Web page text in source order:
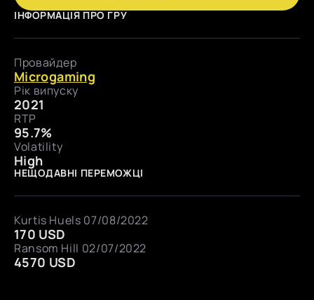
ІНФОРМАЦІЯ ПРО ГРУ
Провайдер
Microgaming
Рік випуску
2021
RTP
95.7%
Volatility
High
НЕЩОДАВНІ ПЕРЕМОЖЦІ
Kurtis Huels 07/08/2022
170 USD
Ransom Hill 02/07/2022
4570 USD